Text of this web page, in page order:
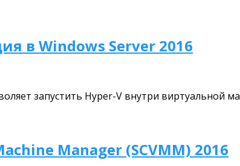
в Windows Server 2016
запустить Hyper-V внутри виртуальной
Manager (SCVMM) 2016